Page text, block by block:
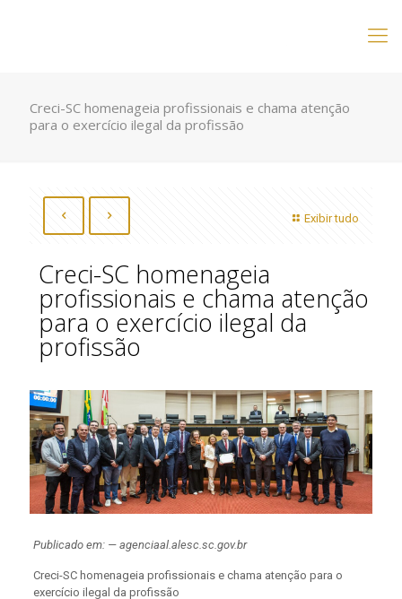
Creci-SC homenageia profissionais e chama atenção
para o exercício ilegal da profissão
Exibir tudo
Creci-SC homenageia
profissionais e chama atenção
para o exercício ilegal da
profissão
Publicado em: — agenciaal.alesc.sc.gov.br
Creci-SC homenageia profissionais e chama atenção para o
exercício ilegal da profissão